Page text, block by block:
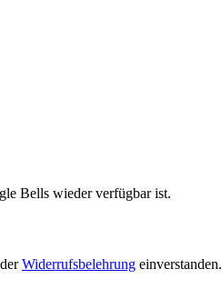
Bells wieder verfügbar ist.
Widerrufsbelehrung einverstanden.